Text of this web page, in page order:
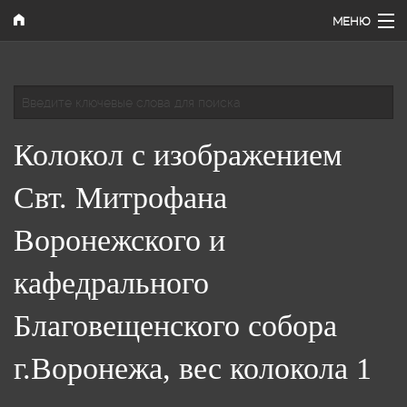
Перейти к основному содержанию
МЕНЮ
Наши работы
Каталог
Как купить
Контакты
Поиск
Колокол с изображением
Свт. Митрофана
Воронежского и
кафедрального
Благовещенского собора
г.Воронежа, вес колокола 1